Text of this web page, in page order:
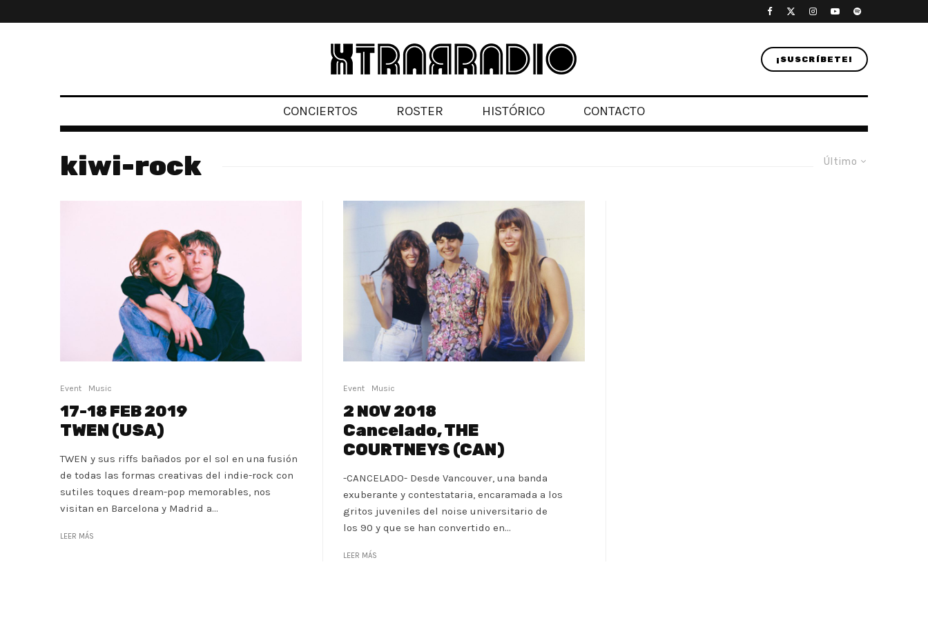
¡SUSCRÍBETE!
CONCIERTOS ROSTER HISTÓRICO CONTACTO
Último
kiwi-rock
Event Music
17-18 FEB 2019
TWEN (USA)
TWEN y sus riffs bañados por el sol en una fusión
de todas las formas creativas del indie-rock con
sutiles toques dream-pop memorables, nos
visitan en Barcelona y Madrid a...
LEER MÁS
Event Music
2 NOV 2018
Cancelado, THE
COURTNEYS (CAN)
-CANCELADO- Desde Vancouver, una banda
exuberante y contestataria, encaramada a los
gritos juveniles del noise universitario de
los 90 y que se han convertido en...
LEER MÁS